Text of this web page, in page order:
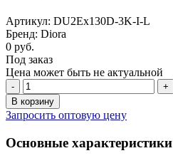
Артикул: DU2Ex130D-3K-I-L
Бренд: Diora
0 руб.
Под заказ
Цена может быть не актуальной
-
+
В корзину
Запросить оптовую цену
Основные характеристики